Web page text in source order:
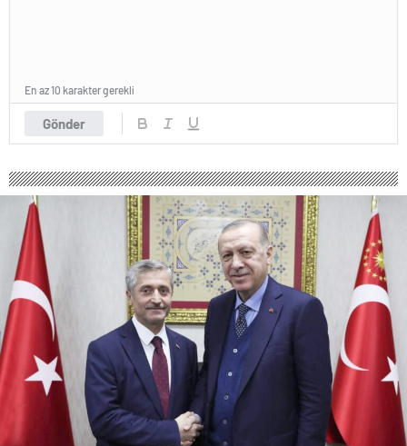
Gönder
En az 10 karakter gerekli